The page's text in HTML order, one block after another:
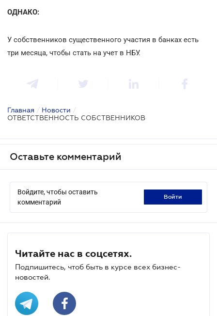
ОДНАКО:
У собственников существенного участия в банках есть
три месяца, чтобы стать на учет в НБУ.
Главная / Новости /
ОТВЕТСТВЕННОСТЬ СОБСТВЕННИКОВ
Оставьте комментарий
Войдите, чтобы оставить
комментарий
войти
Читайте нас в соцсетях.
Подпишитесь, чтоб быть в курсе всех бизнес-
новостей.